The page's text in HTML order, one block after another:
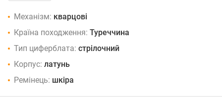
Механізм: кварцові
Країна походження: Туреччина
Тип циферблата: стрілочний
Корпус: латунь
Ремінець: шкіра